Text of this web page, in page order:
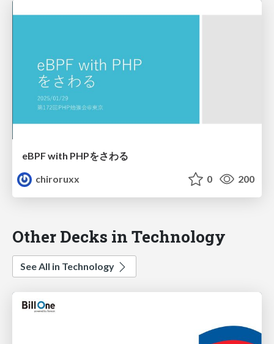
eBPF with PHPをさわる
chiroruxx
0 200
Other Decks in Technology
See All in Technology